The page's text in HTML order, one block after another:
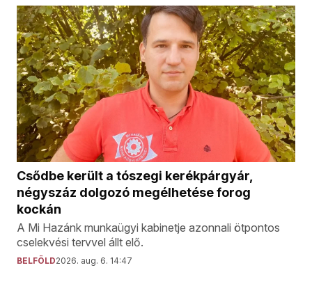
Csődbe került a tószegi kerékpárgyár,
négyszáz dolgozó megélhetése forog
kockán
A Mi Hazánk munkaügyi kabinetje azonnali ötpontos
cselekvési tervvel állt elő.
BELFÖLD2026. aug. 6. 14:47